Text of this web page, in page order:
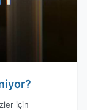
için